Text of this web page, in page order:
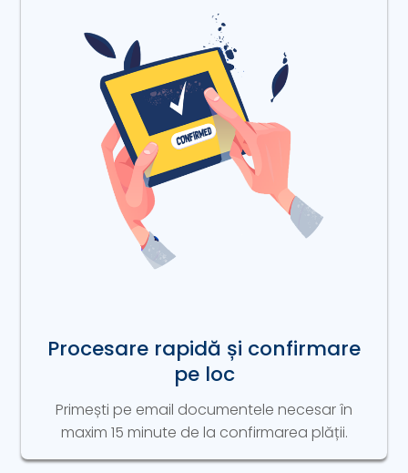
Procesare rapidă și confirmare
pe loc
Primești pe email documentele necesar în
maxim 15 minute de la confirmarea plății.